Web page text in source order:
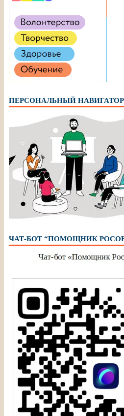
ПЕРСОНАЛЬНЫЙ
ЧАТ-БОТ “ПОМОЩНИК